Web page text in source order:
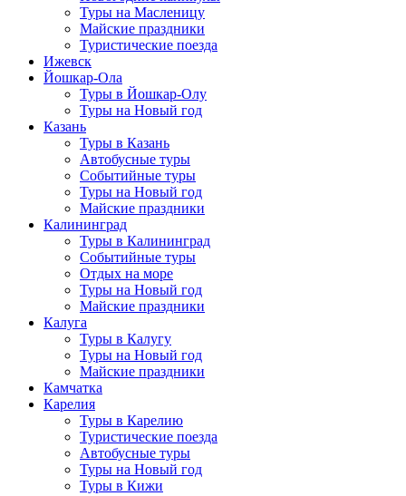
Туры на Масленицу
Майские праздники
Туристические поезда
Ижевск
Йошкар-Ола
Туры в Йошкар-Олу
Туры на Новый год
Казань
Туры в Казань
Автобусные туры
Событийные туры
Туры на Новый год
Майские праздники
Калининград
Туры в Калининград
Событийные туры
Отдых на море
Туры на Новый год
Майские праздники
Калуга
Туры в Калугу
Туры на Новый год
Майские праздники
Камчатка
Карелия
Туры в Карелию
Туристические поезда
Автобусные туры
Туры на Новый год
Туры в Кижи